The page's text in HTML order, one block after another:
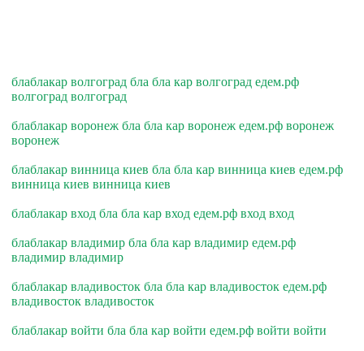
блаблакар волгоград бла бла кар волгоград едем.рф
волгоград волгоград
блаблакар воронеж бла бла кар воронеж едем.рф воронеж
воронеж
блаблакар винница киев бла бла кар винница киев едем.рф
винница киев винница киев
блаблакар вход бла бла кар вход едем.рф вход вход
блаблакар владимир бла бла кар владимир едем.рф
владимир владимир
блаблакар владивосток бла бла кар владивосток едем.рф
владивосток владивосток
блаблакар войти бла бла кар войти едем.рф войти войти